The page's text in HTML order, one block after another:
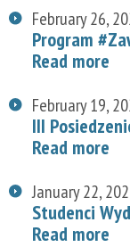
February 26,
Program
Read more
February 19,
III
Read more
January 22,
Studenci
Read more